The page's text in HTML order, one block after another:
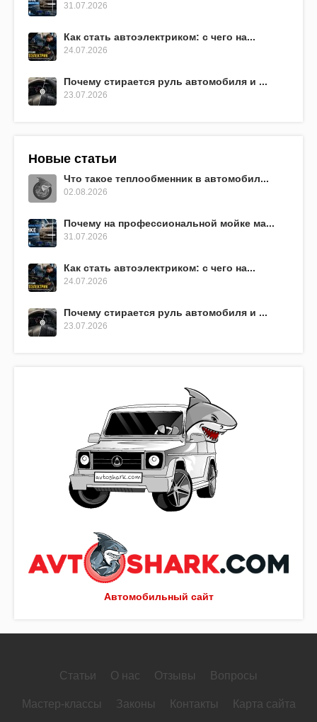
Автомобильный сайт
31.07.2026
Как стать автоэлектриком: с чего на...
24.07.2026
Почему стирается руль автомобиля и ...
23.07.2026
Новые статьи
Что такое теплообменник в автомобил...
02.08.2026
Почему на профессиональной мойке ма...
31.07.2026
Как стать автоэлектриком: с чего на...
24.07.2026
Почему стирается руль автомобиля и ...
23.07.2026
Статьи О нас Отзывы Вопросы
Мастер-классы Законы Контакты Карта сайта